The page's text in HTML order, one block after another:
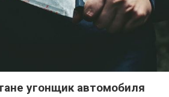
угонщик автомобиля